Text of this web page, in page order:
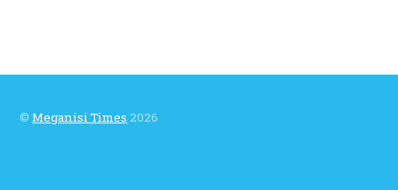
©Meganisi Times 2026